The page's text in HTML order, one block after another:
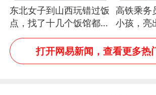
东北女子到山西玩错过饭
点，找了十几个饭馆都没
开门：午休到几点
高铁乘务
小孩，亮
一键静音
打开网易新闻，查看更多热